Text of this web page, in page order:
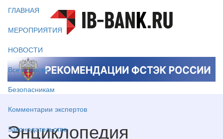
ГЛАВНАЯ
МЕРОПРИЯТИЯ
НОВОСТИ
Все новости
Безопасникам
Комментарии экспертов
Законодательство
Энциклопедия